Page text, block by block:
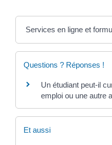
Services en ligne et
Questions ? Réponses !
Un étudiant peut-il
emploi ou une autre
Et aussi